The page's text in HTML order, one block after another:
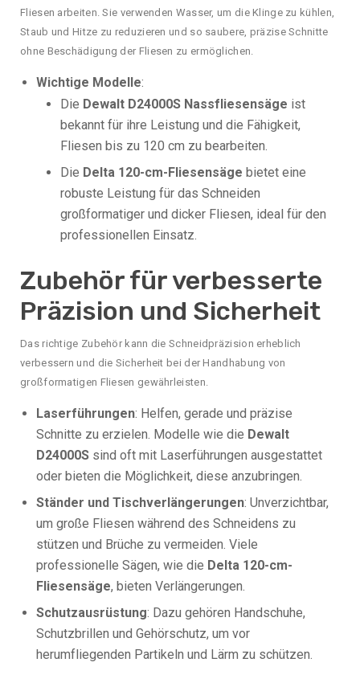
Fliesen arbeiten. Sie verwenden Wasser, um die Klinge zu kühlen,
Staub und Hitze zu reduzieren und so saubere, präzise Schnitte
ohne Beschädigung der Fliesen zu ermöglichen.
Wichtige Modelle:
Die Dewalt D24000S Nassfliesensäge ist
bekannt für ihre Leistung und die Fähigkeit,
Fliesen bis zu 120 cm zu bearbeiten.
Die Delta 120-cm-Fliesensäge bietet eine
robuste Leistung für das Schneiden
großformatiger und dicker Fliesen, ideal für den
professionellen Einsatz.
Zubehör für verbesserte
Präzision und Sicherheit
Das richtige Zubehör kann die Schneidpräzision erheblich
verbessern und die Sicherheit bei der Handhabung von
großformatigen Fliesen gewährleisten.
Laserführungen: Helfen, gerade und präzise
Schnitte zu erzielen. Modelle wie die Dewalt
D24000S sind oft mit Laserführungen ausgestattet
oder bieten die Möglichkeit, diese anzubringen.
Ständer und Tischverlängerungen: Unverzichtbar,
um große Fliesen während des Schneidens zu
stützen und Brüche zu vermeiden. Viele
professionelle Sägen, wie die Delta 120-cm-
Fliesensäge, bieten Verlängerungen.
Schutzausrüstung: Dazu gehören Handschuhe,
Schutzbrillen und Gehörschutz, um vor
herumfliegenden Partikeln und Lärm zu schützen.